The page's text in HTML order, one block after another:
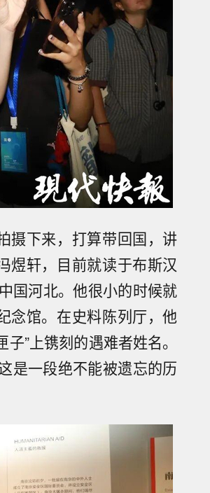
摄下来，打算带回国，讲
煜轩，目前就读于布斯汉
国河北。他很小的时候就
念馆。在史料陈列厅，他
”上镌刻的遇难者姓名。
是一段绝不能被遗忘的历